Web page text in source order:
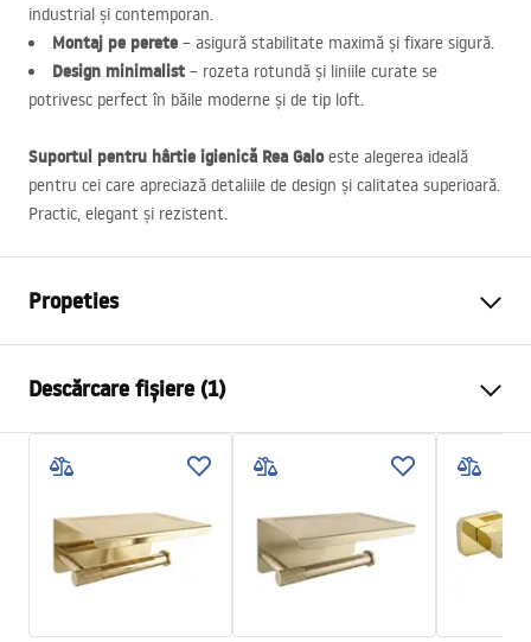
industrial și contemporan.
Montaj pe perete – asigură stabilitate maximă și fixare sigură.
Design minimalist – rozeta rotundă și liniile curate se
potrivesc perfect în băile moderne și de tip loft.
Suportul pentru hârtie igienică Rea Galoeste alegerea ideală
pentru cei care apreciază detaliile de design și calitatea superioară.
Practic, elegant și rezistent.
Propeties
Material
Metodă de montaj
Cu șuruburi
Latime
175
Inalime
50mm
Adâncime
70mm
Leo
Descărcare fișiere (1)
Condiții de garanție